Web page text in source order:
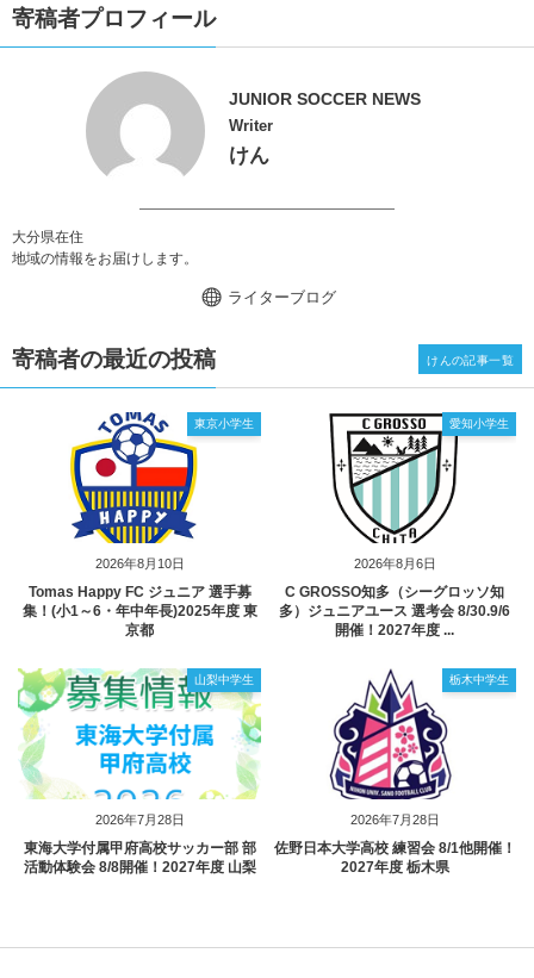
寄稿者プロフィール
JUNIOR SOCCER NEWS
Writer
けん
大分県在住
地域の情報をお届けします。
ライターブログ
寄稿者の最近の投稿
2026年8月10日
東京小学生
Tomas Happy FC ジュニア 選手募
集！(小1～6・年中年長)2025年度 東
京都
2026年8月6日
愛知小学生
C GROSSO知多（シーグロッソ知
多）ジュニアユース 選考会 8/30.9/6
開催！2027年度 ...
2026年7月28日
山梨中学生
東海大学付属甲府高校サッカー部 部
活動体験会 8/8開催！2027年度 山梨
2026年7月28日
栃木中学生
佐野日本大学高校 練習会 8/1他開催！
2027年度 栃木県
けんの記事一覧